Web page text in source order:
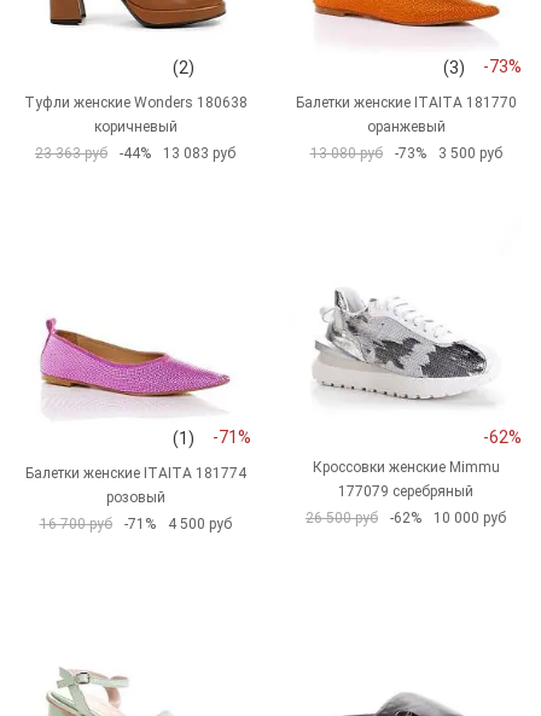
(2)
Туфли женские Wonders 180638
коричневый
23 363 руб
-44% 13 083 руб
(3) -73%
Балетки женские ITAITA 181770
оранжевый
13 080 руб
-73% 3 500 руб
(1) -71%
Балетки женские ITAITA 181774
розовый
16 700 руб
-71% 4 500 руб
-62%
Кроссовки женские Mimmu
177079 серебряный
26 500 руб
-62% 10 000 руб